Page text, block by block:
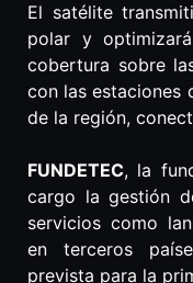
El satélite
polar y
cobertura sobre
con las estaciones
de la región,
FUNDETEC, la
cargo la gestión
servicios como
en terceros
prevista para la